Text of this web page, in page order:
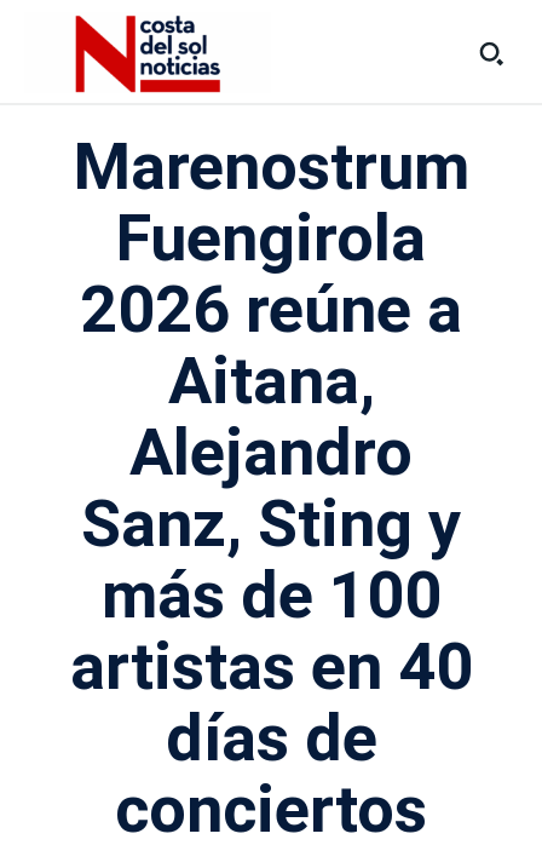
Marenostrum
Fuengirola
2026 reúne a
Aitana,
Alejandro
Sanz, Sting y
más de 100
artistas en 40
días de
conciertos